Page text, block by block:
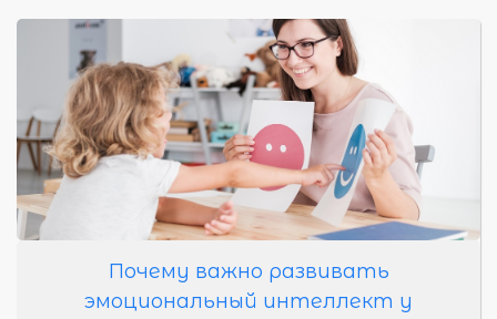
Почему важно развивать
эмоциональный интеллект у